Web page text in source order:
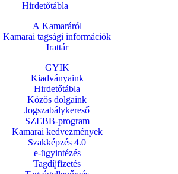
Hirdetőtábla
A Kamaráról
Kamarai tagsági információk
Irattár
GYIK
Kiadványaink
Hirdetőtábla
Közös dolgaink
Jogszabálykereső
SZEBB-program
Kamarai kedvezmények
Szakképzés 4.0
e-ügyintézés
Tagdíjfizetés